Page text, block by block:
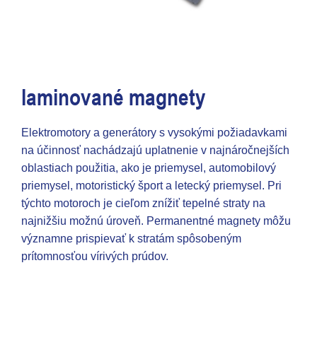
laminované magnety
Elektromotory a generátory s vysokými požiadavkami
na účinnosť nachádzajú uplatnenie v najnáročnejších
oblastiach použitia, ako je priemysel, automobilový
priemysel, motoristický šport a letecký priemysel. Pri
týchto motoroch je cieľom znížiť tepelné straty na
najnižšiu možnú úroveň. Permanentné magnety môžu
významne prispievať k stratám spôsobeným
prítomnosťou vírivých prúdov.